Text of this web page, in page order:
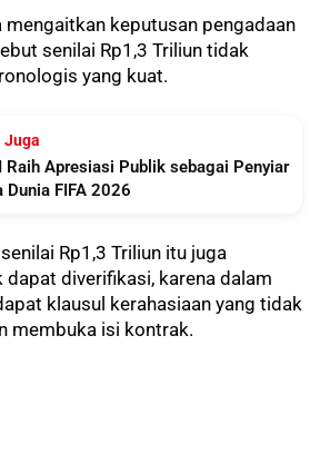
mengaitkan keputusan pengadaan
senilai Rp1,3 Triliun tidak
yang kuat.
Juga
Raih Apresiasi Publik sebagai Penyiar
Dunia FIFA 2026
Rp1,3 Triliun itu juga
dapat diverifikasi, karena dalam
klausul kerahasiaan yang tidak
membuka isi kontrak.